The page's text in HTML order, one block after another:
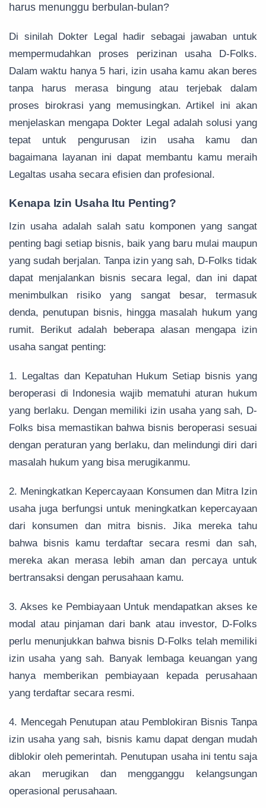
harus menunggu berbulan-bulan?
Di sinilah Dokter Legal hadir sebagai jawaban untuk
mempermudahkan proses perizinan usaha D-Folks.
Dalam waktu hanya 5 hari, izin usaha kamu akan beres
tanpa harus merasa bingung atau terjebak dalam
proses birokrasi yang memusingkan. Artikel ini akan
menjelaskan mengapa Dokter Legal adalah solusi yang
tepat untuk pengurusan izin usaha kamu dan
bagaimana layanan ini dapat membantu kamu meraih
Legaltas usaha secara efisien dan profesional.
Kenapa Izin Usaha Itu Penting?
Izin usaha adalah salah satu komponen yang sangat
penting bagi setiap bisnis, baik yang baru mulai maupun
yang sudah berjalan. Tanpa izin yang sah, D-Folks tidak
dapat menjalankan bisnis secara legal, dan ini dapat
menimbulkan risiko yang sangat besar, termasuk
denda, penutupan bisnis, hingga masalah hukum yang
rumit. Berikut adalah beberapa alasan mengapa izin
usaha sangat penting:
1. Legaltas dan Kepatuhan Hukum Setiap bisnis yang
beroperasi di Indonesia wajib mematuhi aturan hukum
yang berlaku. Dengan memiliki izin usaha yang sah, D-
Folks bisa memastikan bahwa bisnis beroperasi sesuai
dengan peraturan yang berlaku, dan melindungi diri dari
masalah hukum yang bisa merugikanmu.
2. Meningkatkan Kepercayaan Konsumen dan Mitra Izin
usaha juga berfungsi untuk meningkatkan kepercayaan
dari konsumen dan mitra bisnis. Jika mereka tahu
bahwa bisnis kamu terdaftar secara resmi dan sah,
mereka akan merasa lebih aman dan percaya untuk
bertransaksi dengan perusahaan kamu.
3. Akses ke Pembiayaan Untuk mendapatkan akses ke
modal atau pinjaman dari bank atau investor, D-Folks
perlu menunjukkan bahwa bisnis D-Folks telah memiliki
izin usaha yang sah. Banyak lembaga keuangan yang
hanya memberikan pembiayaan kepada perusahaan
yang terdaftar secara resmi.
4. Mencegah Penutupan atau Pemblokiran Bisnis Tanpa
izin usaha yang sah, bisnis kamu dapat dengan mudah
diblokir oleh pemerintah. Penutupan usaha ini tentu saja
akan merugikan dan mengganggu kelangsungan
operasional perusahaan.